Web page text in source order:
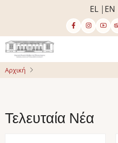
κυρίως
περιεχόμενο
EL EN
Αρχική
Τελευταία Νέα